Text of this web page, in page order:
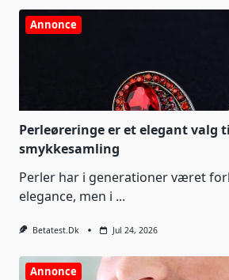
Annonce
Perleøreringe er et elegant valg
smykkesamling
Perler har i generationer været
elegance, men i ...
Betatest.dk Jul 24, 2026
Annonce